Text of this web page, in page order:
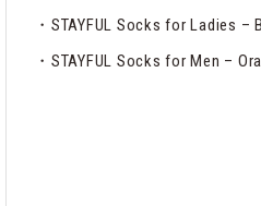
・STAYFUL Socks for Ladies –
・STAYFUL Socks for Men –